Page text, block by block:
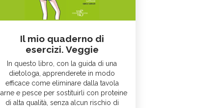
Il mio quaderno di
esercizi. Veggie
In questo libro, con la guida di una
dietologa, apprenderete in modo
efficace come eliminare dalla tavola
e pesce per sostituirli con proteine
di alta qualità, senza alcun rischio di